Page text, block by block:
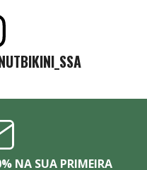
NA SUA PRIMEIRA